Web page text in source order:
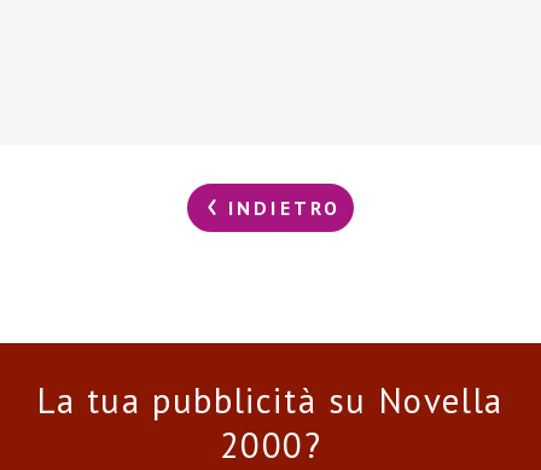
INDIETRO
La tua pubblicità su Novella
2000?